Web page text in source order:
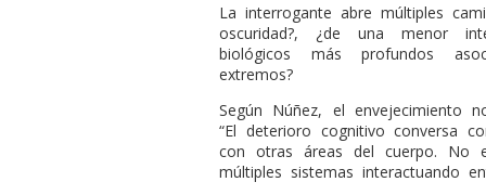
La interrogante abre múltiples
oscuridad?, ¿de una menor
biológicos más profundos
extremos?
Según Núñez, el envejecimiento
“El deterioro cognitivo conversa
con otras áreas del cuerpo. No
múltiples sistemas interactuando